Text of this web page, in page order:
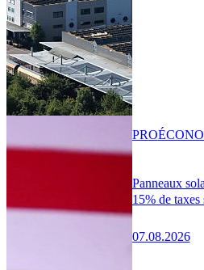
Panneaux
15% de
07.08.2026
PRO